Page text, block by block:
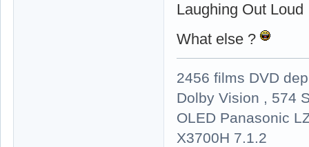
Laughing Out
What else ?
2456 films DVD
Dolby Vision , 574
OLED Panasonic
X3700H 7.1.2